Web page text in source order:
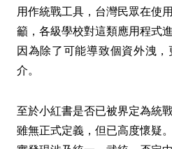
用作統戰工具，台灣民眾在使
籲，各級學校對這類應用程式
因為除了可能導致個資外洩
介。
至於小紅書是否已被界定為統
雖無正式定義，但已高度懷疑